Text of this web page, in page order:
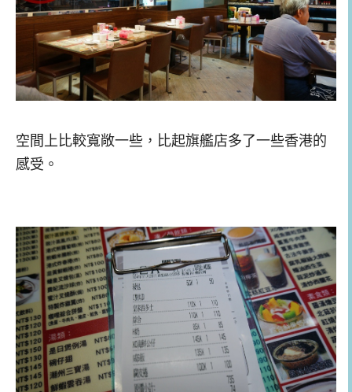
空間上比較寬敞一些，比起旗艦店多了一些香港的
感受。